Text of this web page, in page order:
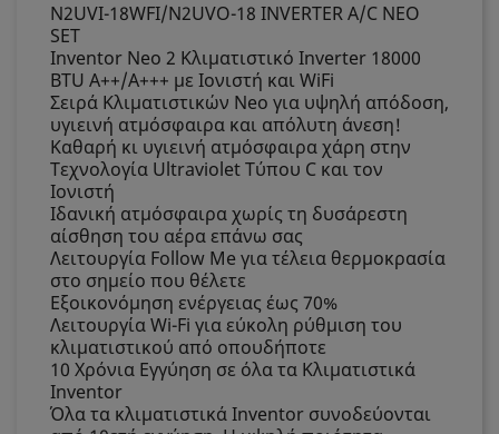
N2UVI-18WFI/N2UVO-18 INVERTER A/C NEO
SET
Inventor Neo 2 Κλιματιστικό Inverter 18000
BTU A++/A+++ με Ιονιστή και WiFi
Σειρά Κλιματιστικών Neo για υψηλή απόδοση,
υγιεινή ατμόσφαιρα και απόλυτη άνεση!
Καθαρή κι υγιεινή ατμόσφαιρα χάρη στην
Τεχνολογία Ultraviolet Τύπου C και τον
Ιονιστή
Ιδανική ατμόσφαιρα χωρίς τη δυσάρεστη
αίσθηση του αέρα επάνω σας
Λειτουργία Follow Me για τέλεια θερμοκρασία
στο σημείο που θέλετε
Εξοικονόμηση ενέργειας έως 70%
Λειτουργία Wi-Fi για εύκολη ρύθμιση του
κλιματιστικού από οπουδήποτε
10 Χρόνια Εγγύηση σε όλα τα Κλιματιστικά
Inventor
Όλα τα κλιματιστικά Inventor συνοδεύονται